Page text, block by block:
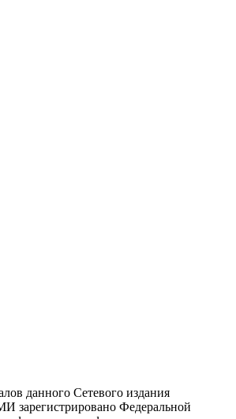
данного Сетевого издания
зарегистрировано Федеральной